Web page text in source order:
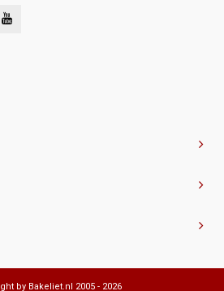
by Bakeliet.nl 2005 - 2026